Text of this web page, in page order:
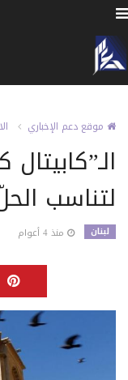
موقع دعم الإخباري
لتناسب
لبنان منذ 4 أعوام